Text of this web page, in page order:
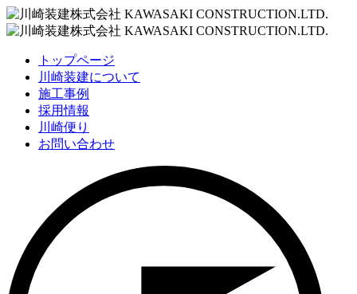
トップページ
川崎装建について
施工事例
採用情報
川崎便り
お問い合わせ